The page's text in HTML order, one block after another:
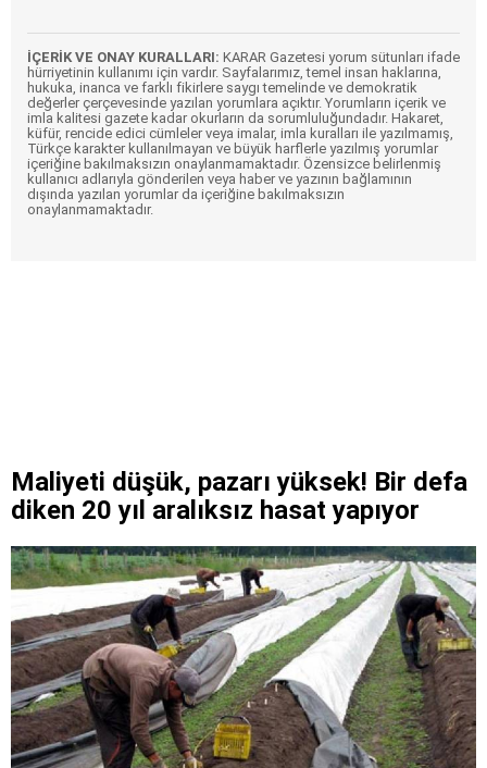
İÇERİK VE ONAY KURALLARI: KARAR Gazetesi yorum sütunları ifade
hürriyetinin kullanımı için vardır. Sayfalarımız, temel insan haklarına,
hukuka, inanca ve farklı fikirlere saygı temelinde ve demokratik
değerler çerçevesinde yazılan yorumlara açıktır. Yorumların içerik ve
imla kalitesi gazete kadar okurların da sorumluluğundadır. Hakaret,
küfür, rencide edici cümleler veya imalar, imla kuralları ile yazılmamış,
Türkçe karakter kullanılmayan ve büyük harflerle yazılmış yorumlar
içeriğine bakılmaksızın onaylanmamaktadır. Özensizce belirlenmiş
kullanıcı adlarıyla gönderilen veya haber ve yazının bağlamının
dışında yazılan yorumlar da içeriğine bakılmaksızın
onaylanmamaktadır.
Maliyeti düşük, pazarı yüksek! Bir defa
diken 20 yıl aralıksız hasat yapıyor